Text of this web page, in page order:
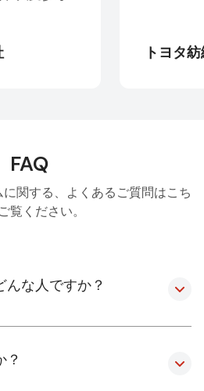
タ紡織株式会社
FAQ
に関する、よくあるご質問はこち
覧ください。
な人ですか？
？